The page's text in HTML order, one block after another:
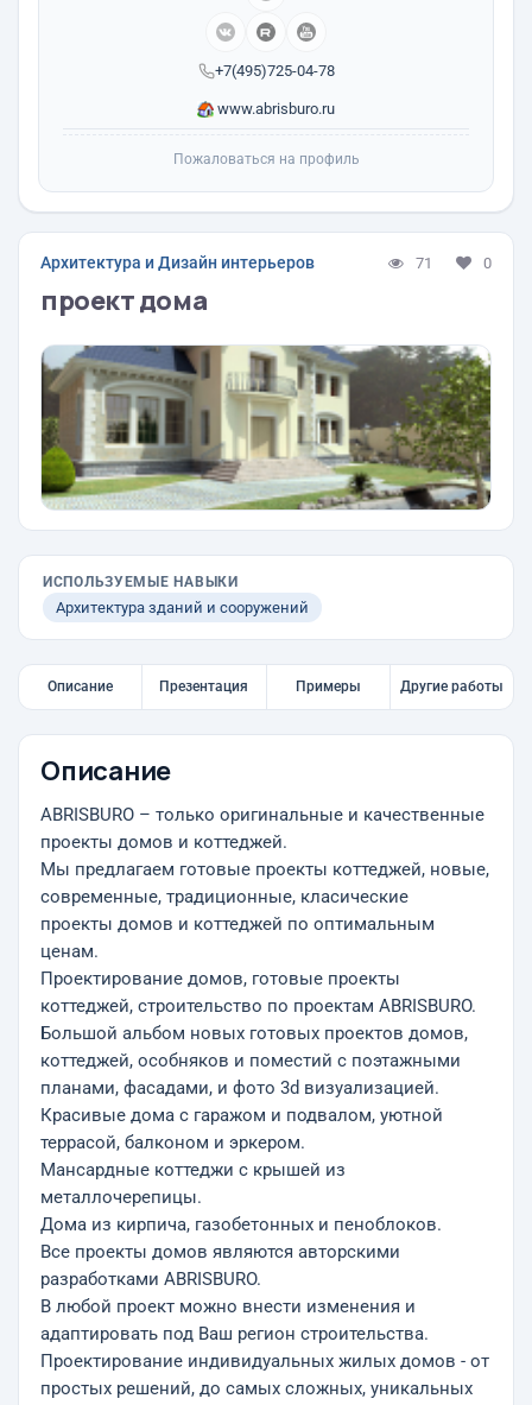
+7(495)725-04-78
www.abrisburo.ru
Пожаловаться на профиль
Архитектура и Дизайн интерьеров 71 0
проект дома
ИСПОЛЬЗУЕМЫЕ НАВЫКИ
Архитектура зданий и сооружений
Описание Презентация Примеры Другие работы
Описание
ABRISBURO – только оригинальные и качественные
проекты домов и коттеджей.
Мы предлагаем готовые проекты коттеджей, новые,
современные, традиционные, класические
проекты домов и коттеджей по оптимальным
ценам.
Проектирование домов, готовые проекты
коттеджей, строительство по проектам ABRISBURO.
Большой альбом новых готовых проектов домов,
коттеджей, особняков и поместий с поэтажными
планами, фасадами, и фото 3d визуализацией.
Красивые дома с гаражом и подвалом, уютной
террасой, балконом и эркером.
Мансардные коттеджи с крышей из
металлочерепицы.
Дома из кирпича, газобетонных и пеноблоков.
Все проекты домов являются авторскими
разработками ABRISBURO.
В любой проект можно внести изменения и
адаптировать под Ваш регион строительства.
Проектирование индивидуальных жилых домов - от
простых решений, до самых сложных, уникальных